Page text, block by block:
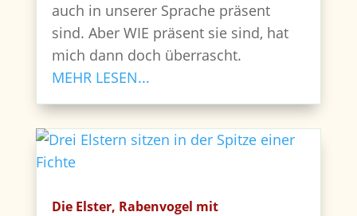
auch in unserer Sprache präsent
sind. Aber WIE präsent sie sind, hat
mich dann doch überrascht.
MEHR LESEN...
Die Elster, Rabenvogel mit